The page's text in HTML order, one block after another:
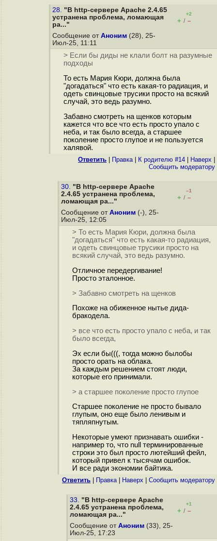
28. "В http-сервере Apache 2.4.65
устранена проблема, ломающая
ра..."
+2
+ / –
Сообщение от Аноним (28), 25-
Июл-25, 11:11
> Если бы диды не клали болт на разумные
подходы
То есть Мария Кюри, должна была
"догадаться" что есть какая-то радиация, и
одеть свинцовые трусики просто на всякий
случай, это ведь разумно.
Забавно смотреть на щенков которым
кажется что все что есть просто упало с
неба, и так было всегда, а старшее
поколение просто глупое и не пользуется
халявой.
Ответить Правка| К родителю #14 Наверх
Cообщить модератору
30. "В http-сервере Apache
2.4.65 устранена проблема,
ломающая ра..."
–1
+ / –
Сообщение от Аноним (-), 25-
Июл-25, 12:05
> То есть Мария Кюри, должна была
"догадаться" что есть какая-то радиация,
и одеть свинцовые трусики просто на
всякий случай, это ведь разумно.
Отличное передергивание!
Просто эталонное.
> Забавно смотреть на щенков
Похоже на обиженное нытье дида-
бракодела.
> все что есть просто упало с неба, и так
было всегда,
Эх если бы(((, тогда можно былобы
просто орать на облака.
За каждым решением стоят люди,
которые его принимали.
> а старшее поколение просто глупое
Старшее поколение не просто бывало
глупым, оно еще было ленивым и
тяпляпнутым.
Некоторые умеют признавать ошибки -
например то, что null терминированные
строки это был просто лютейший фейл,
который привел к тысячам ошибок.
И все ради экономии байтика.
Ответить Правка| Наверх Cообщить модератору
33. "В http-сервере Apache
2.4.65 устранена проблема,
ломающая ра..."
+1
+ / –
Сообщение от Аноним (33), 25-
Июл-25, 17:23